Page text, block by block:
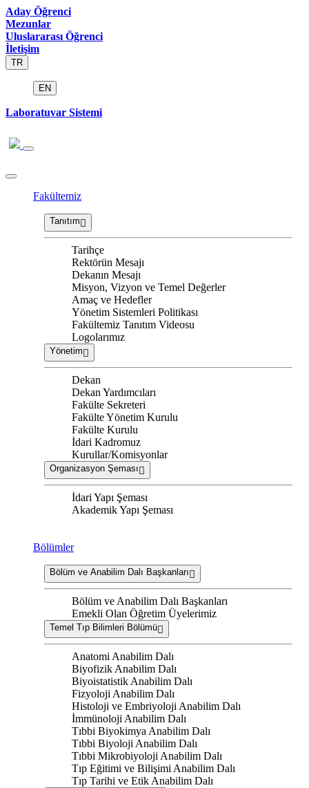
Aday Öğrenci
Mezunlar
Uluslararası Öğrenci
İletişim
TR
EN
Laboratuvar Sistemi
Fakültemiz
Tanıtım
Tarihçe
Rektörün Mesajı
Dekanın Mesajı
Misyon, Vizyon ve Temel Değerler
Amaç ve Hedefler
Yönetim Sistemleri Politikası
Fakültemiz Tanıtım Videosu
Logolarımız
Yönetim
Dekan
Dekan Yardımcıları
Fakülte Sekreteri
Fakülte Yönetim Kurulu
Fakülte Kurulu
İdari Kadromuz
Kurullar/Komisyonlar
Organizasyon Şeması
İdari Yapı Şeması
Akademik Yapı Şeması
Bölümler
Bölüm ve Anabilim Dalı Başkanları
Bölüm ve Anabilim Dalı Başkanları
Emekli Olan Öğretim Üyelerimiz
Temel Tıp Bilimleri Bölümü
Anatomi Anabilim Dalı
Biyofizik Anabilim Dalı
Biyoistatistik Anabilim Dalı
Fizyoloji Anabilim Dalı
Histoloji ve Embriyoloji Anabilim Dalı
İmmünoloji Anabilim Dalı
Tıbbi Biyokimya Anabilim Dalı
Tıbbi Biyoloji Anabilim Dalı
Tıbbi Mikrobiyoloji Anabilim Dalı
Tıp Eğitimi ve Bilişimi Anabilim Dalı
Tıp Tarihi ve Etik Anabilim Dalı